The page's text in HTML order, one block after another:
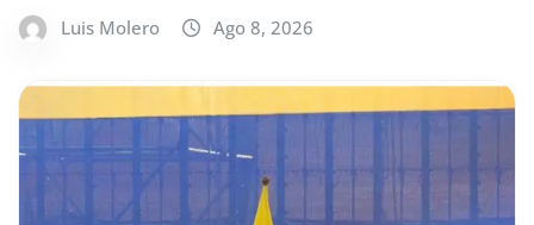
Luis Molero Ago 8, 2026